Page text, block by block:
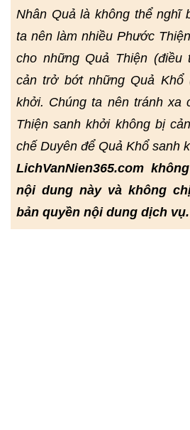
Nhân Quả là không thể nghĩ
ta nên làm nhiều Phước
cho những Quả Thiện (điều
cản trở bớt những Quả Khổ
khởi. Chúng ta nên tránh xa
Thiện sanh khởi không bị
chế Duyên để Quả Khổ sanh
LichVanNien365.com
nội dung này và không
bản quyền nội dung dịch vụ.